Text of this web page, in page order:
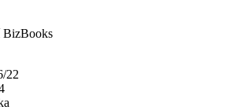
BizBooks
22